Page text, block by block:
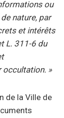
ou
nature, par
et intérêts
L. 311-6 du
occultation. »
de la Ville de